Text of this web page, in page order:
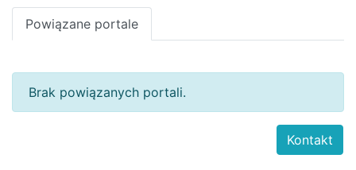
Powiązane portale
Brak powiązanych portali.
Kontakt